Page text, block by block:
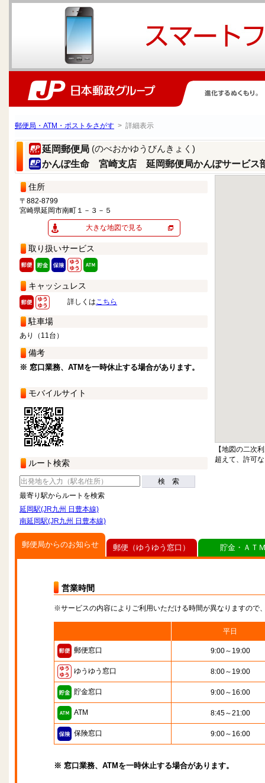
郵便局・ATM・ポストをさがす > 詳細表示
延岡郵便局 (のべおかゆうびんきょく)
かんぽ生命 宮崎支店 延岡郵便局かんぽサービス
住所
〒882-8799
宮崎県延岡市南町１－３－５
大きな地図で見る
取り扱いサービス
キャッシュレス
詳しくはこちら
駐車場
あり（11台）
備考
※ 窓口業務、ATMを一時休止する場合があります。
モバイルサイト
ルート検索
検 索
最寄り駅からルートを検索
延岡駅(JR九州 日豊本線)
南延岡駅(JR九州 日豊本線)
【地図の二次
超えて、許可
郵便局からのお知らせ
営業時間
※サービスの内容によりご利用いただける時間が異なりますので
平日
郵便窓口 9:00～19:00
ゆうゆう窓口 8:00～19:00
貯金窓口 9:00～16:00
ATM 8:45～21:00
保険窓口 9:00～16:00
※ 窓口業務、ATMを一時休止する場合があります。
郵便（ゆうゆう窓口） 貯金・ＡＴ